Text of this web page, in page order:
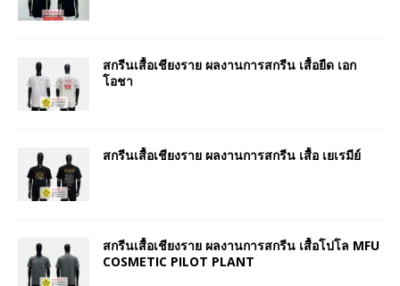
สกรีนเสื้อเชียงราย ผลงานการสกรีน เสื้อยืด เอก
โอชา
สกรีนเสื้อเชียงราย ผลงานการสกรีน เสื้อ เยเรมีย์
สกรีนเสื้อเชียงราย ผลงานการสกรีน เสื้อโปโล MFU
COSMETIC PILOT PLANT